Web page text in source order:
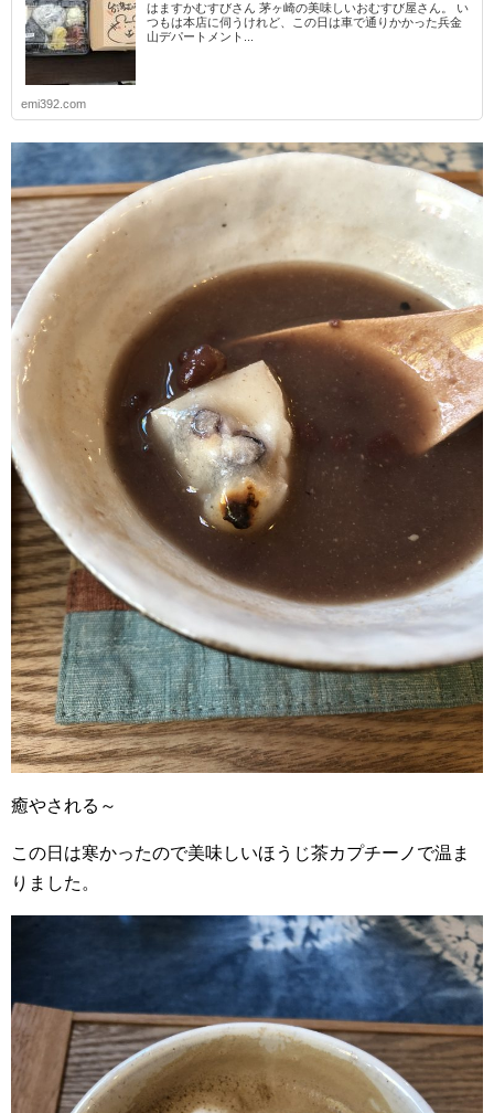
はますかむすびさん 茅ヶ崎の美味しいおむすび屋さん。 い
つもは本店に伺うけれど、この日は車で通りかかった兵金
山デパートメント...
emi392.com
癒やされる～
この日は寒かったので美味しいほうじ茶カプチーノで温ま
りました。